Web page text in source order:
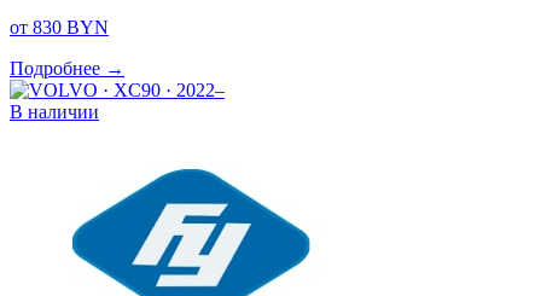
от 830 BYN
Подробнее →
В наличии